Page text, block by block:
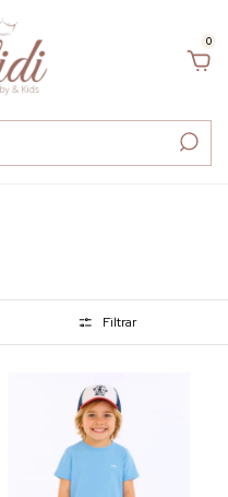
0
Filtrar